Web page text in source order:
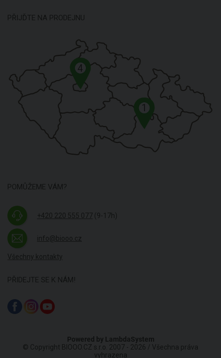
PŘIJĎTE NA PRODEJNU
1
4
POMŮŽEME VÁM?
+420 220 555 077 (9-17h)
info@biooo.cz
Všechny kontakty
PŘIDEJTE SE K NÁM!
Powered by LambdaSystem
© Copyright BIOOO.CZ s.r.o. 2007 - 2026 / Všechna práva
vyhrazena